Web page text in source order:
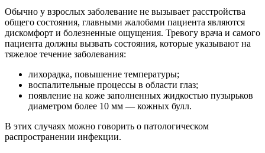
Обычно у взрослых заболевание не вызывает расстройства
общего состояния, главными жалобами пациента являются
дискомфорт и болезненные ощущения. Тревогу врача и самого
пациента должны вызвать состояния, которые указывают на
тяжелое течение заболевания:
лихорадка, повышение температуры;
воспалительные процессы в области глаз;
появление на коже заполненных жидкостью пузырьков
диаметром более 10 мм — кожных булл.
В этих случаях можно говорить о патологическом
распространении инфекции.